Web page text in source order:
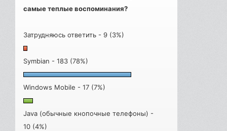
самые теплые воспоминания?
Затрудняюсь ответить - 9 (3%)
Symbian - 183 (78%)
Windows Mobile - 17 (7%)
Java (обычные кнопочные телефоны) -
10 (4%)